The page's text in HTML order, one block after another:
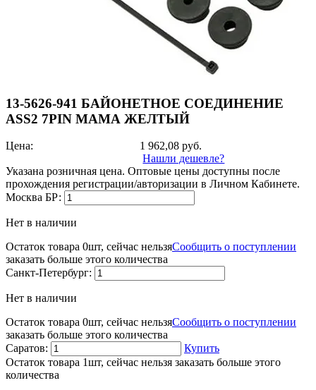
13-5626-941 БАЙОНЕТНОЕ СОЕДИНЕНИЕ
ASS2 7PIN МАМА ЖЕЛТЫЙ
Цена: 1 962,08руб.
Нашли дешевле?
Указана розничная цена. Оптовые цены доступны после
прохождения регистрации/авторизации в Личном Кабинете.
Москва БР:
Нет в наличии
Сообщить о поступлении
Остаток товара 0шт, сейчас нельзя
заказать больше этого количества
Санкт-Петербург:
Нет в наличии
Сообщить о поступлении
Остаток товара 0шт, сейчас нельзя
заказать больше этого количества
Саратов:
Купить
Остаток товара 1шт, сейчас нельзя заказать больше этого
количества